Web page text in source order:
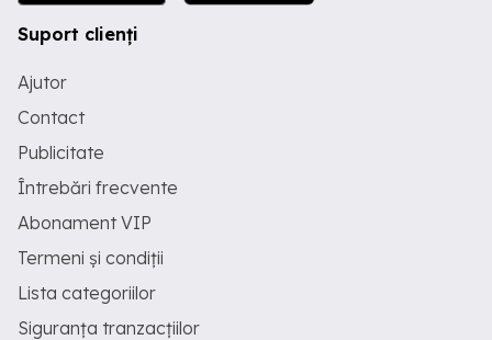
Suport clienți
Ajutor
Contact
Publicitate
Întrebări frecvente
Abonament VIP
Termeni și condiții
Lista categoriilor
Siguranța tranzacțiilor